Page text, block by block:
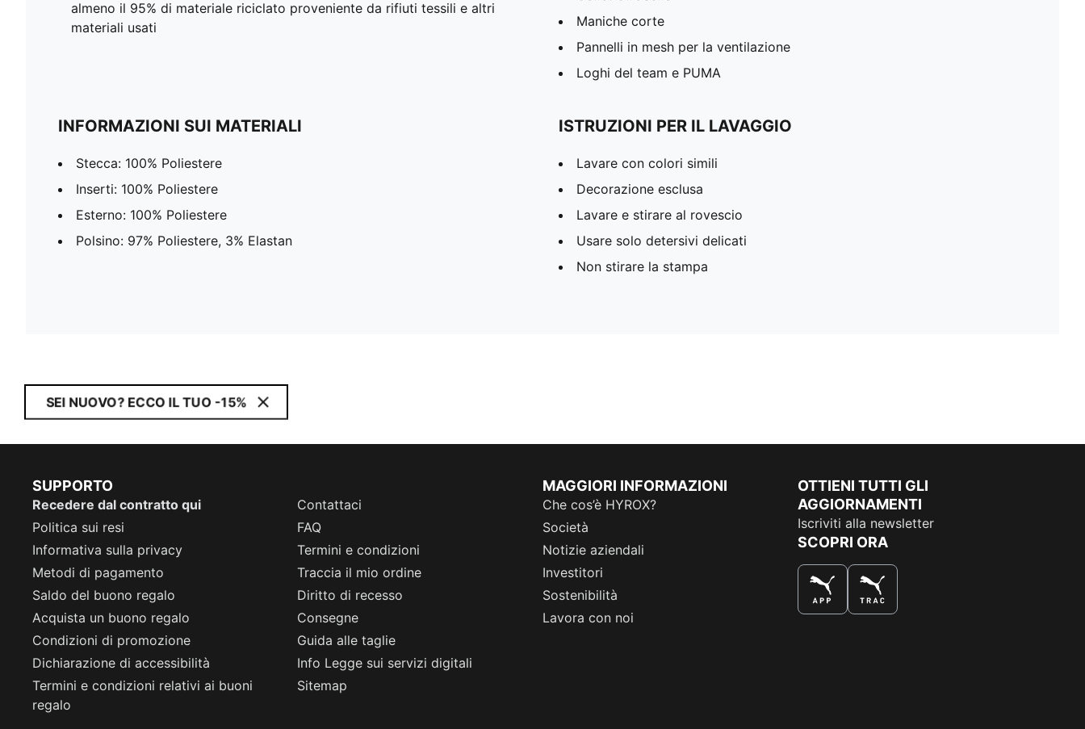
almeno il 95% di materiale riciclato proveniente da rifiuti tessili e altri
materiali usati
Maniche corte
Pannelli in mesh per la ventilazione
Loghi del team e PUMA
INFORMAZIONI SUI MATERIALI
Stecca: 100% Poliestere
Inserti: 100% Poliestere
Esterno: 100% Poliestere
Polsino: 97% Poliestere, 3% Elastan
ISTRUZIONI PER IL LAVAGGIO
Lavare con colori simili
Decorazione esclusa
Lavare e stirare al rovescio
Usare solo detersivi delicati
Non stirare la stampa
SEI NUOVO? ECCO IL TUO -15%
SUPPORTO
Recedere dal contratto qui
Contattaci
Politica sui resi
FAQ
Informativa sulla privacy
Termini e condizioni
Metodi di pagamento
Traccia il mio ordine
Saldo del buono regalo
Diritto di recesso
Acquista un buono regalo
Consegne
Condizioni di promozione
Guida alle taglie
Dichiarazione di accessibilità
Info Legge sui servizi digitali
Termini e condizioni relativi ai buoni
regalo
Sitemap
MAGGIORI INFORMAZIONI
Che cos’è HYROX?
Società
Notizie aziendali
Investitori
Sostenibilità
Lavora con noi
OTTIENI TUTTI GLI
AGGIORNAMENTI
Iscriviti alla newsletter
SCOPRI ORA